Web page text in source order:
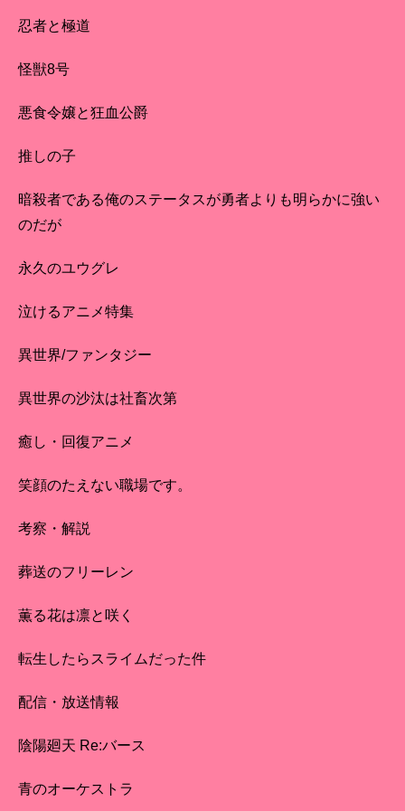
忍者と極道
怪獣8号
悪食令嬢と狂血公爵
推しの子
暗殺者である俺のステータスが勇者よりも明らかに強い
のだが
永久のユウグレ
泣けるアニメ特集
異世界/ファンタジー
異世界の沙汰は社畜次第
癒し・回復アニメ
笑顔のたえない職場です。
考察・解説
葬送のフリーレン
薫る花は凛と咲く
転生したらスライムだった件
配信・放送情報
陰陽廻天 Re:バース
青のオーケストラ